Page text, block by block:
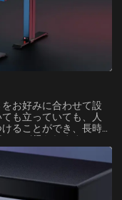
お好みに合わせて設
も立っていても、人
ることができ、長時
トが得られます。